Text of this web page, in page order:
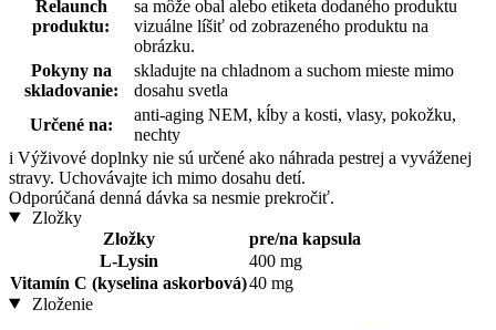
Relaunch
produktu:
sa môže obal alebo etiketa dodaného produktu
vizuálne líšiť od zobrazeného produktu na
obrázku.
Pokyny na
skladovanie:
skladujte na chladnom a suchom mieste mimo
dosahu svetla
Určené na:
anti-aging NEM, kĺby a kosti, vlasy, pokožku,
nechty
i Výživové doplnky nie sú určené ako náhrada pestrej a vyváženej
stravy. Uchovávajte ich mimo dosahu detí.
Odporúčaná denná dávka sa nesmie prekročiť.
Zložky
Zložky
pre/na kapsula
L-Lysin
400 mg
Vitamín C (kyselina askorbová)40 mg
Zloženie